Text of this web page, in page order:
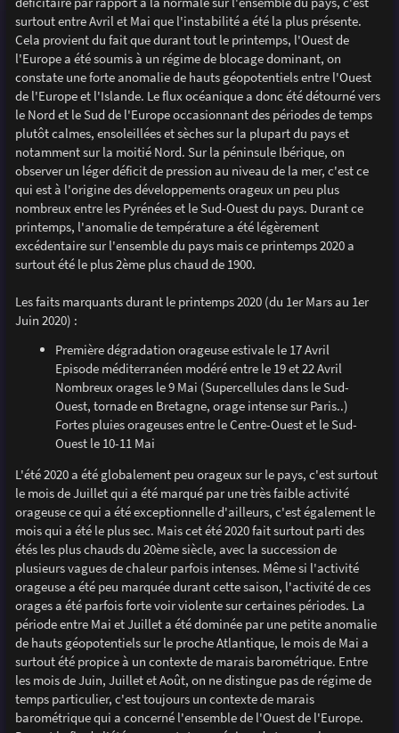
surtout entre Avril et Mai que l'instabilité a été la plus présente.
Cela provient du fait que durant tout le printemps, l'Ouest de
l'Europe a été soumis à un régime de blocage dominant, on
constate une forte anomalie de hauts géopotentiels entre l'Ouest
de l'Europe et l'Islande. Le flux océanique a donc été détourné vers
le Nord et le Sud de l'Europe occasionnant des périodes de temps
plutôt calmes, ensoleillées et sèches sur la plupart du pays et
notamment sur la moitié Nord. Sur la péninsule Ibérique, on
observer un léger déficit de pression au niveau de la mer, c'est ce
qui est à l'origine des développements orageux un peu plus
nombreux entre les Pyrénées et le Sud-Ouest du pays. Durant ce
printemps, l'anomalie de température a été légèrement
excédentaire sur l'ensemble du pays mais ce printemps 2020 a
surtout été le plus 2ème plus chaud de 1900.
Les faits marquants durant le printemps 2020 (du 1er Mars au 1er
Juin 2020) :
Première dégradation orageuse estivale le 17 Avril
Episode méditerranéen modéré entre le 19 et 22 Avril
Nombreux orages le 9 Mai (Supercellules dans le Sud-
Ouest, tornade en Bretagne, orage intense sur Paris..)
Fortes pluies orageuses entre le Centre-Ouest et le Sud-
Ouest le 10-11 Mai
L'été 2020 a été globalement peu orageux sur le pays, c'est surtout
le mois de Juillet qui a été marqué par une très faible activité
orageuse ce qui a été exceptionnelle d'ailleurs, c'est également le
mois qui a été le plus sec. Mais cet été 2020 fait surtout parti des
étés les plus chauds du 20ème siècle, avec la succession de
plusieurs vagues de chaleur parfois intenses. Même si l'activité
orageuse a été peu marquée durant cette saison, l'activité de ces
orages a été parfois forte voir violente sur certaines périodes. La
période entre Mai et Juillet a été dominée par une petite anomalie
de hauts géopotentiels sur le proche Atlantique, le mois de Mai a
surtout été propice à un contexte de marais barométrique. Entre
les mois de Juin, Juillet et Août, on ne distingue pas de régime de
temps particulier, c'est toujours un contexte de marais
barométrique qui a concerné l'ensemble de l'Ouest de l'Europe.